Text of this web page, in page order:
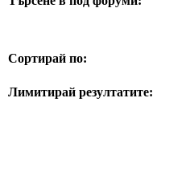
Сортирай по:
Лимитирай резултатите: